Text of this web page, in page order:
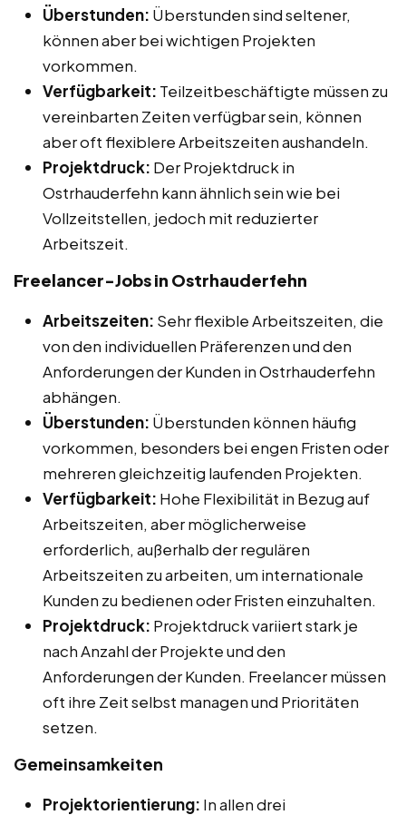
Überstunden: Überstunden sind seltener,
können aber bei wichtigen Projekten
vorkommen.
Verfügbarkeit: Teilzeitbeschäftigte müssen zu
vereinbarten Zeiten verfügbar sein, können
aber oft flexiblere Arbeitszeiten aushandeln.
Projektdruck: Der Projektdruck in
Ostrhauderfehn kann ähnlich sein wie bei
Vollzeitstellen, jedoch mit reduzierter
Arbeitszeit.
Freelancer-Jobs in Ostrhauderfehn
Arbeitszeiten: Sehr flexible Arbeitszeiten, die
von den individuellen Präferenzen und den
Anforderungen der Kunden in Ostrhauderfehn
abhängen.
Überstunden: Überstunden können häufig
vorkommen, besonders bei engen Fristen oder
mehreren gleichzeitig laufenden Projekten.
Verfügbarkeit: Hohe Flexibilität in Bezug auf
Arbeitszeiten, aber möglicherweise
erforderlich, außerhalb der regulären
Arbeitszeiten zu arbeiten, um internationale
Kunden zu bedienen oder Fristen einzuhalten.
Projektdruck: Projektdruck variiert stark je
nach Anzahl der Projekte und den
Anforderungen der Kunden. Freelancer müssen
oft ihre Zeit selbst managen und Prioritäten
setzen.
Gemeinsamkeiten
Projektorientierung: In allen drei